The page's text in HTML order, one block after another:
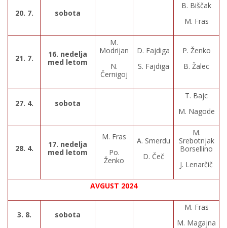
20. 7. sobota
B. Biščak
M. Fras
21. 7.
16. nedelja
med letom
M.
Modrijan
N.
Černigoj
D. Fajdiga
S. Fajdiga
P. Ženko
B. Žalec
27. 4. sobota
T. Bajc
M. Nagode
28. 4.
17. nedelja
med letom
M. Fras
Po.
Ženko
A. Smerdu
D. Čeč
M.
Srebotnjak
Borsellino
J. Lenarčič
AVGUST 2024
3. 8. sobota
M. Fras
M. Magajna